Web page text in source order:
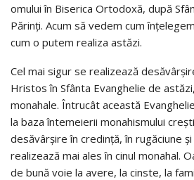
omului în Biserica Ortodoxă, după
Părinți. Acum să vedem cum
cum o putem realiza astăzi.
Cel mai sigur se realizează
Hristos în Sfânta Evanghelie de
monahale. Întrucât această
la baza întemeierii monahismului
desăvârșire în credință, în rugăciune
realizează mai ales în cinul monahal.
de bună voie la avere, la cinste, la